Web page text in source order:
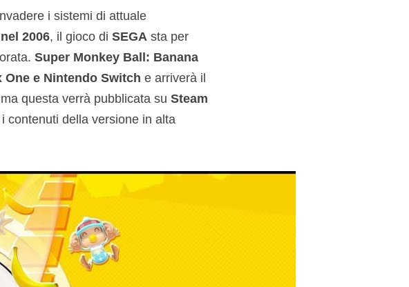
i sistemi di attuale
2006, il gioco di SEGAsta per
Super Monkey Ball: Banana
One e Nintendo Switch e arriverà il
questa verrà pubblicata su Steam
contenuti della versione in alta